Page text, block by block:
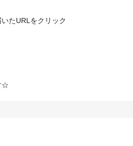
たURLをクリック
☆